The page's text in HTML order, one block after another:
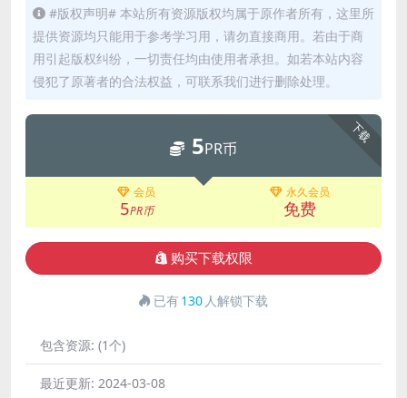
#版权声明# 本站所有资源版权均属于原作者所有，这里所
提供资源均只能用于参考学习用，请勿直接商用。若由于商
用引起版权纠纷，一切责任均由使用者承担。如若本站内容
侵犯了原著者的合法权益，可联系我们进行删除处理。
下载
5PR币
会员
5PR币
永久会员
免费
购买下载权限
已有130 人解锁下载
包含资源: (1个)
最近更新: 2024-03-08